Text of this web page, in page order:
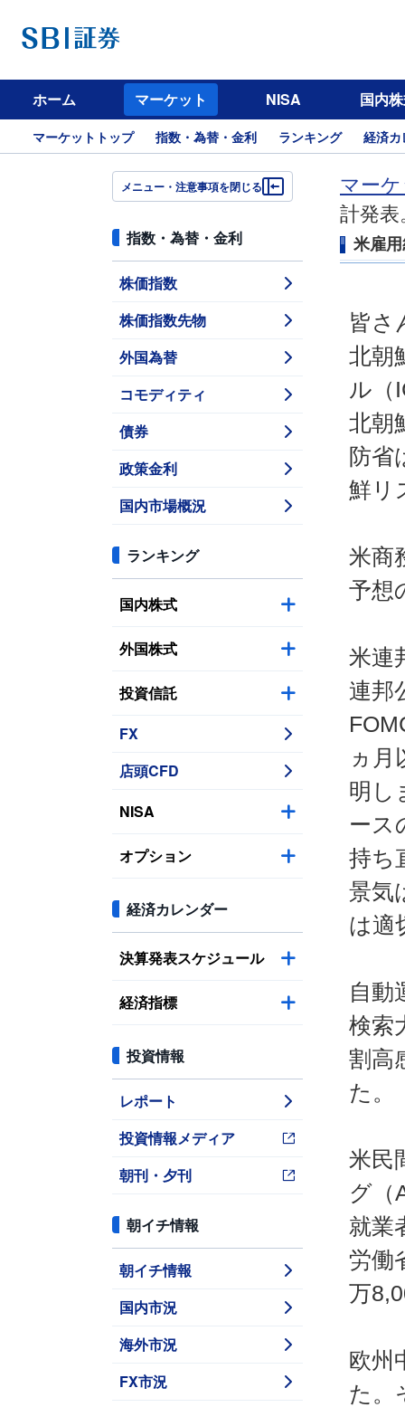
ホーム マーケット NISA 国内
マーケットトップ 指数・為替・金利 ランキング 経済
メニュー・注意事項を閉じる
指数・為替・金利
株価指数
株価指数先物
外国為替
コモディティ
債券
政策金利
国内市場概況
ランキング
国内株式
外国株式
投資信託
FX
店頭CFD
NISA
オプション
経済カレンダー
決算発表スケジュール
経済指標
投資情報
レポート
投資情報メディア
朝刊・夕刊
朝イチ情報
朝イチ情報
国内市況
海外市況
FX市況
マー
計発表
米雇
皆さ
北朝
ル（
北朝
防省
鮮リ
米商
予想
米連
連邦
ヵ月
明し
ース
持ち
景気
は適
自動
検索
割高
た。
米民
グ（
就業
労働
万
欧州
た。